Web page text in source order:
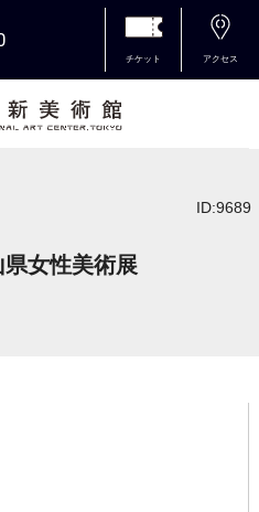
チケット アクセス
ID:9689
女性美術展